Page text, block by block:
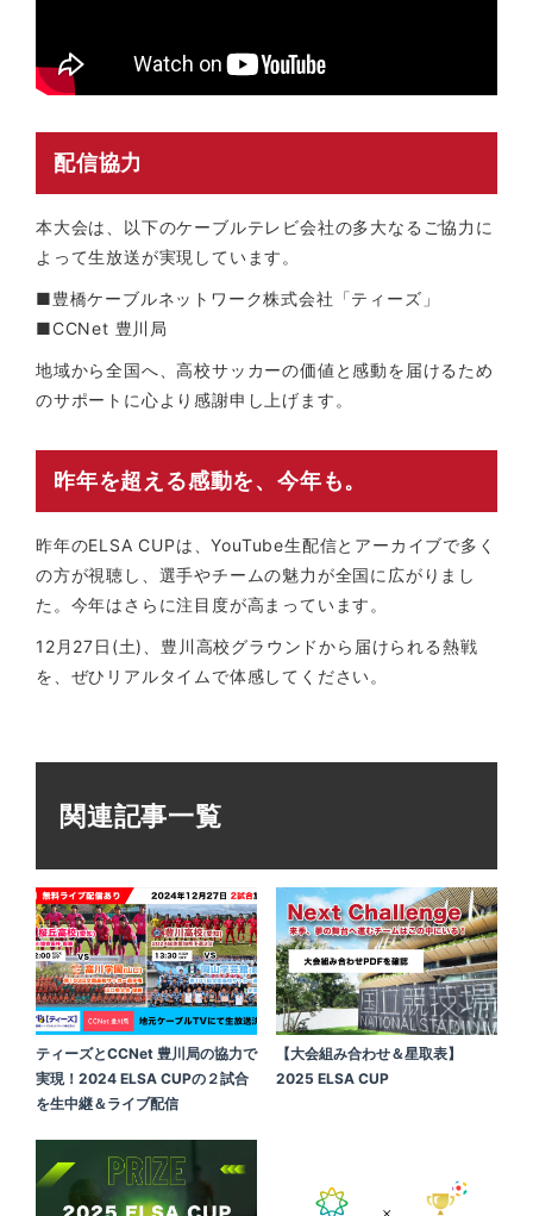
配信協力
本大会は、以下のケーブルテレビ会社の多大なるご協力に
よって生放送が実現しています。
■豊橋ケーブルネットワーク株式会社「ティーズ」
■CCNet 豊川局
地域から全国へ、高校サッカーの価値と感動を届けるため
のサポートに心より感謝申し上げます。
昨年を超える感動を、今年も。
昨年のELSA CUPは、YouTube生配信とアーカイブで多く
の方が視聴し、選手やチームの魅力が全国に広がりまし
た。今年はさらに注目度が高まっています。
12月27日(土)、豊川高校グラウンドから届けられる熱戦
を、ぜひリアルタイムで体感してください。
関連記事一覧
ティーズとCCNet 豊川局の協力で
実現！2024 ELSA CUPの２試合
を生中継＆ライブ配信
【大会組み合わせ＆星取表】
2025 ELSA CUP